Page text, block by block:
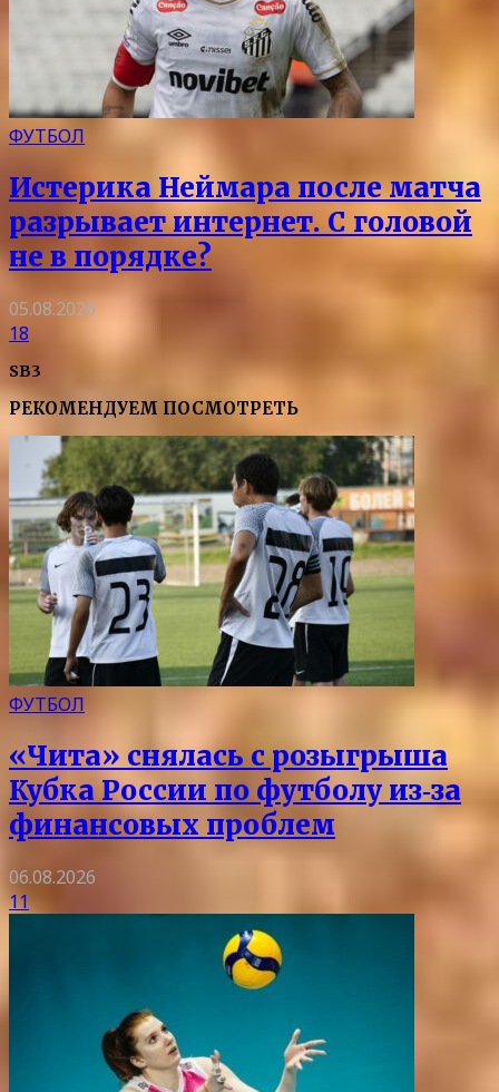
ФУТБОЛ
Истерика Неймара после матча
разрывает интернет. С головой
не в порядке?
05.08.2026
18
SB3
РЕКОМЕНДУЕМ ПОСМОТРЕТЬ
ФУТБОЛ
«Чита» снялась с розыгрыша
Кубка России по футболу из‑за
финансовых проблем
06.08.2026
11